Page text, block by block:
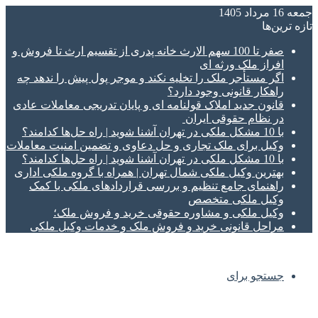
جمعه 16 مرداد 1405
تازه‌ ترین‌ها
صفر تا 100 سهم الارث خانه پدری از تقسیم ارث تا فروش و
افراز ملک ورثه ای
اگر مستأجر ملک را تخلیه نکند و موجر پول پیش را ندهد چه
راهکار قانونی وجود دارد؟
قانون جدید املاک قولنامه ای و پایان تدریجی معاملات عادی
در نظام حقوقی ایران
با 10 مشکل ملکی در تهران آشنا شوید | راه حل‌ها کدامند؟
وکیل برای ملک تجاری و حل دعاوی و تضمین امنیت معاملات
با 10 مشکل ملکی در تهران آشنا شوید | راه حل‌ها کدامند؟
بهترین وکیل ملکی شمال تهران | همراه با گروه ملکی اداری
راهنمای جامع تنظیم و بررسی قراردادهای ملکی با کمک
وکیل ملکی متخصص
وکیل ملکی و مشاوره حقوقی خرید و فروش ملک؛
مراحل قانونی خرید و فروش ملک و خدمات وکیل ملکی
جستجو برای